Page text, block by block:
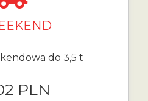
do 3,5 t
PLN